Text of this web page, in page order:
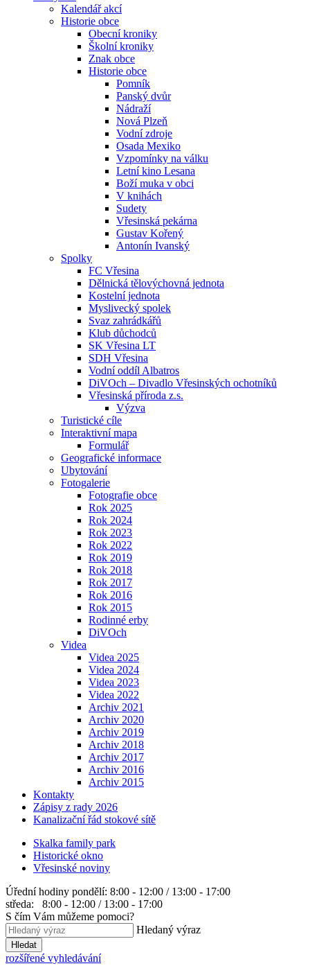
Kalendář akcí
Historie obce
Obecní kroniky
Školní kroniky
Znak obce
Historie obce
Pomník
Panský dvůr
Nádraží
Nová Plzeň
Vodní zdroje
Osada Mexiko
Vzpomínky na válku
Letní kino Lesana
Boží muka v obci
V knihách
Sudety
Vřesinská pekárna
Gustav Kořený
Antonín Ivanský
Spolky
FC Vřesina
Dělnická tělovýchovná jednota
Kostelní jednota
Myslivecký spolek
Svaz zahrádkářů
Klub důchodců
SK Vřesina LT
SDH Vřesina
Vodní oddíl Albatros
DiVOch – Divadlo Vřesinských ochotníků
Vřesinská příroda z.s.
Výzva
Turistické cíle
Interaktivní mapa
Formulář
Geografické informace
Ubytování
Fotogalerie
Fotografie obce
Rok 2025
Rok 2024
Rok 2023
Rok 2022
Rok 2019
Rok 2018
Rok 2017
Rok 2016
Rok 2015
Rodinné erby
DiVOch
Videa
Videa 2025
Videa 2024
Videa 2023
Videa 2022
Archiv 2021
Archiv 2020
Archiv 2019
Archiv 2018
Archiv 2017
Archiv 2016
Archiv 2015
Kontakty
Zápisy z rady 2026
Kanalizační řád stokové sítě
Skalka family park
Historické okno
Vřesinské noviny
Úřední hodiny pondělí: 8:00 - 12:00 / 13:00 - 17:00
středa: 8:00 - 12:00 / 13:00 - 17:00
S čím Vám můžeme pomoci?
Hledaný výraz
Hledat
rozšířené vyhledávání